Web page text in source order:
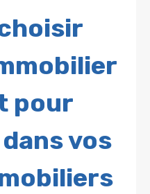
pour
vos